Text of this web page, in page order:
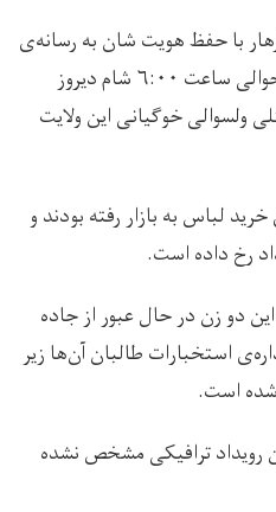
با حفظ هویت شان به رسانه‌ی
رخشانه گفته‌اند که این رویداد حوالی ساعت ۶:۰۰ شام دیروز
ولسوالی خوگیانی این ولایت
لباس به بازار رفته بودند و
رخ داده است.
دو زن در حال عبور از جاده
استخبارات طالبان آن‌ها زیر
است.
رویداد ترافیکی مشخص نشده